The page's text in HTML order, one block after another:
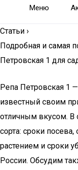
Меню
Статьи ›
Подробная и самая
Петровская 1 для
Репа Петровская 1
известный своим
отличным вкусом. В
сорта: сроки
растением и сроки
России. Обсудим